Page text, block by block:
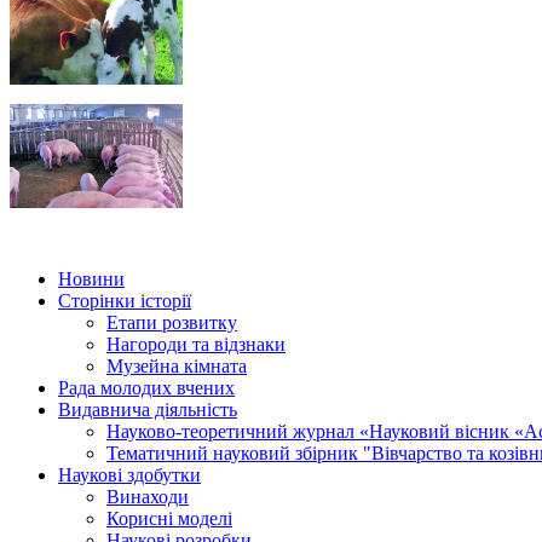
Новини
Сторінки історії
Етапи розвитку
Нагороди та відзнаки
Музейна кімната
Рада молодих вчених
Видавнича діяльність
Науково-теоретичний журнал «Науковий вісник
Тематичний науковий збірник "Вівчарство та
Наукові здобутки
Винаходи
Корисні моделі